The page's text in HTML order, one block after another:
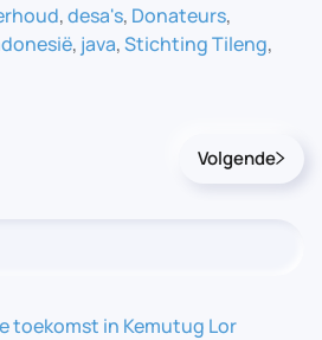
,desa's, Donateurs,
, java,Stichting Tileng,
Volgende
toekomst in Kemutug Lor